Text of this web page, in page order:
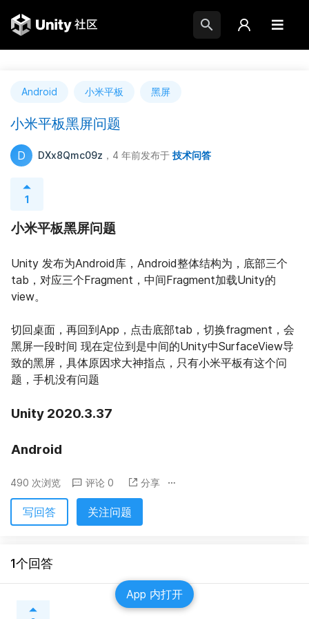
Android 小米平板 黑屏
小米平板黑屏问题
D DXx8Qmc09z ，4 年前发布于 技术问答
1
小米平板黑屏问题
Unity 发布为Android库，Android整体结构为，底部三个
tab，对应三个Fragment，中间Fragment加载Unity的
view。
切回桌面，再回到App，点击底部tab，切换fragment，会
黑屏一段时间 现在定位到是中间的Unity中SurfaceView导
致的黑屏，具体原因求大神指点，只有小米平板有这个问
题，手机没有问题
Unity 2020.3.37
Android
490 次浏览 评论 0 分享
写回答 关注问题
1个回答
App 内打开